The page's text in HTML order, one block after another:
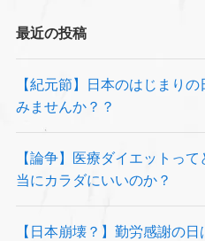
最近の投稿
【紀元節】日本のはじまり
みませんか？？
【論争】医療ダイエットっ
当にカラダにいいのか？
【日本崩壊？】勤労感謝の